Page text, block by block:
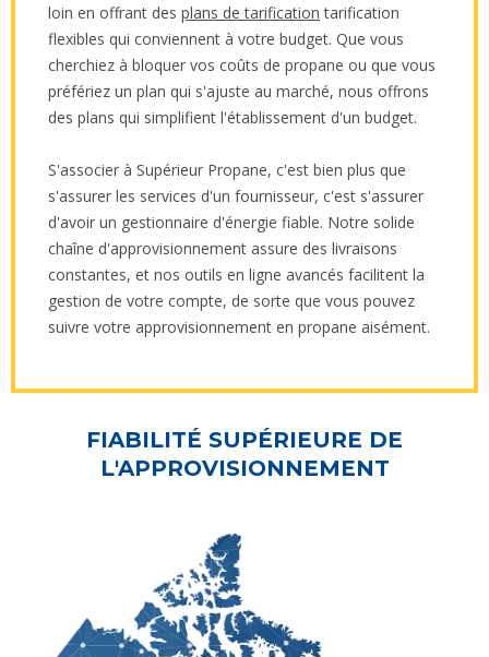
loin en offrant des plans de tarification tarification
flexibles qui conviennent à votre budget. Que vous
cherchiez à bloquer vos coûts de propane ou que vous
préfériez un plan qui s'ajuste au marché, nous offrons
des plans qui simplifient l'établissement d'un budget.
S'associer à Supérieur Propane, c'est bien plus que
s'assurer les services d'un fournisseur, c'est s'assurer
d'avoir un gestionnaire d'énergie fiable. Notre solide
chaîne d'approvisionnement assure des livraisons
constantes, et nos outils en ligne avancés facilitent la
gestion de votre compte, de sorte que vous pouvez
suivre votre approvisionnement en propane aisément.
FIABILITÉ SUPÉRIEURE DE
L'APPROVISIONNEMENT